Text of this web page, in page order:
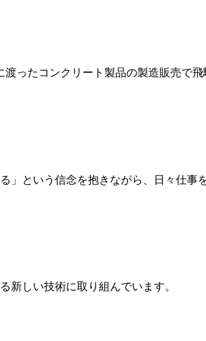
ったコンクリート製品の製造販売で飛
という信念を抱きながら、日々仕事
新しい技術に取り組んでいます。